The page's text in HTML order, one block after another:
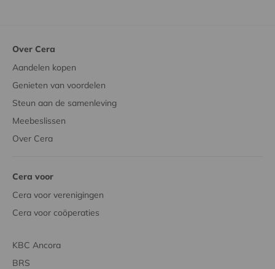
Over Cera
Aandelen kopen
Genieten van voordelen
Steun aan de samenleving
Meebeslissen
Over Cera
Cera voor
Cera voor verenigingen
Cera voor coöperaties
KBC Ancora
BRS